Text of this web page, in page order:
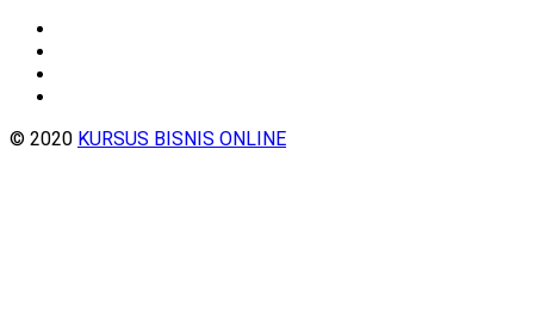
© 2020 KURSUS BISNIS ONLINE